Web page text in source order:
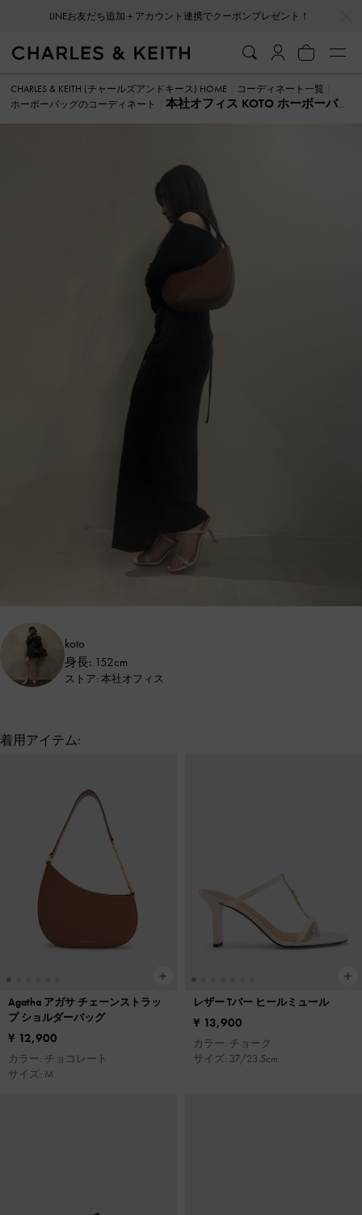
LINEお友だち追加＋アカウント連携でクーポンプレゼント！
CHARLES & KEITH (チャールズアンドキース) HOME
コーディネート一覧
ホーボーバッグのコーディネート
本社オフィス KOTO ホーボーバ
koto
身長: 152cm
ストア: 本社オフィス
着用アイテム:
Agatha アガサ チェーンストラッ
プ ショルダーバッグ
¥ 12,900
カラー: チョコレート
サイズ: M
レザー Tバー ヒールミュール
¥ 13,900
カラー: チョーク
サイズ: 37/23.5cm